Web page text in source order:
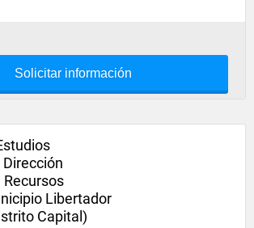
Solicitar información
Libertador
Capital)